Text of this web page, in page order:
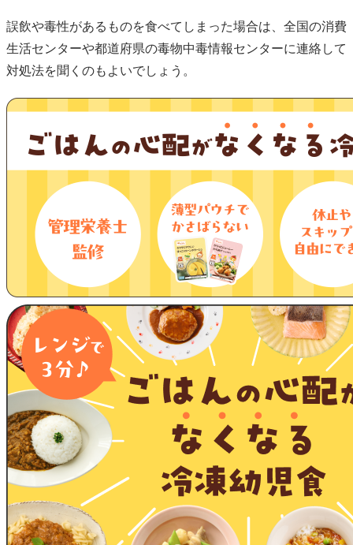
誤飲や毒性があるものを食べてしまった場合は、全国の消費
生活センターや都道府県の毒物中毒情報センターに連絡して
対処法を聞くのもよいでしょう。